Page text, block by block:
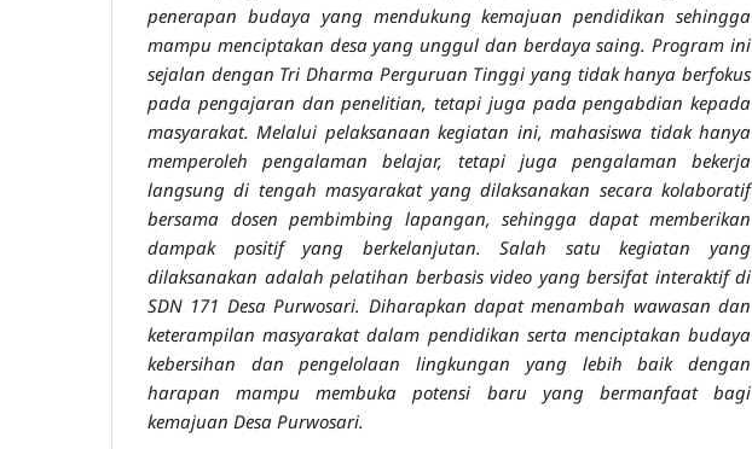
penerapan budaya yang mendukung kemajuan pendidikan sehingga
mampu menciptakan desa yang unggul dan berdaya saing. Program ini
sejalan dengan Tri Dharma Perguruan Tinggi yang tidak hanya berfokus
pada pengajaran dan penelitian, tetapi juga pada pengabdian kepada
masyarakat. Melalui pelaksanaan kegiatan ini, mahasiswa tidak hanya
memperoleh pengalaman belajar, tetapi juga pengalaman bekerja
langsung di tengah masyarakat yang dilaksanakan secara kolaboratif
bersama dosen pembimbing lapangan, sehingga dapat memberikan
dampak positif yang berkelanjutan. Salah satu kegiatan yang
dilaksanakan adalah pelatihan berbasis video yang bersifat interaktif di
SDN 171 Desa Purwosari. Diharapkan dapat menambah wawasan dan
keterampilan masyarakat dalam pendidikan serta menciptakan budaya
kebersihan dan pengelolaan lingkungan yang lebih baik dengan
harapan mampu membuka potensi baru yang bermanfaat bagi
kemajuan Desa Purwosari.